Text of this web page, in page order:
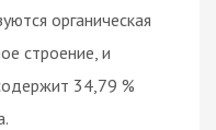
органическая
строение, и
34,79 %